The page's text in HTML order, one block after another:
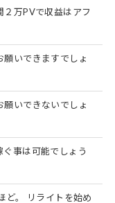
万PVで収益はアフ
いできますでしょ
いできないでしょ
事は可能でしょう
ど。 リライトを始め